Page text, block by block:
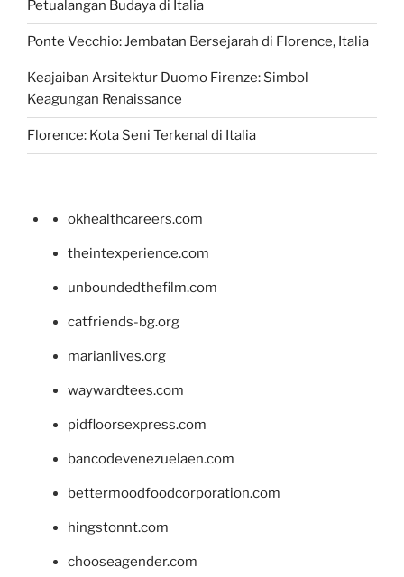
Petualangan Budaya di Italia
Ponte Vecchio: Jembatan Bersejarah di Florence, Italia
Keajaiban Arsitektur Duomo Firenze: Simbol
Keagungan Renaissance
Florence: Kota Seni Terkenal di Italia
okhealthcareers.com
theintexperience.com
unboundedthefilm.com
catfriends-bg.org
marianlives.org
waywardtees.com
pidfloorsexpress.com
bancodevenezuelaen.com
bettermoodfoodcorporation.com
hingstonnt.com
chooseagender.com